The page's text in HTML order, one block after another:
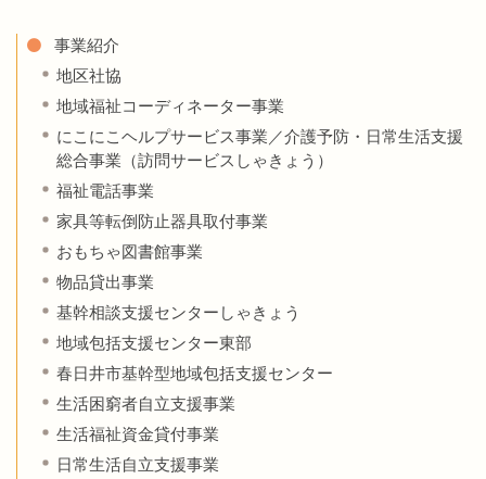
事業紹介
地区社協
地域福祉コーディネーター事業
にこにこヘルプサービス事業／介護予防・日常生活支援
総合事業（訪問サービスしゃきょう）
福祉電話事業
家具等転倒防止器具取付事業
おもちゃ図書館事業
物品貸出事業
基幹相談支援センターしゃきょう
地域包括支援センター東部
春日井市基幹型地域包括支援センター
生活困窮者自立支援事業
生活福祉資金貸付事業
日常生活自立支援事業